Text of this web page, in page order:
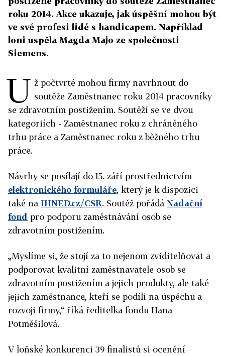
roku 2014. Akce ukazuje, jak úspěšní mohou být
ve své profesi lidé s handicapem. Například
loni uspěla Magda Majo ze společnosti
Siemens.
U ž počtvrté mohou firmy navrhnout do
soutěže Zaměstnanec roku 2014 pracovníky
se zdravotním postižením. Soutěží se ve dvou
kategoriích - Zaměstnanec roku z chráněného
trhu práce a Zaměstnanec roku z běžného trhu
práce.
Návrhy se posílají do 15. září prostřednictvím
elektronického formuláře, který je k dispozici
také na IHNED.cz/CSR. Soutěž pořádá Nadační
fond pro podporu zaměstnávání osob se
zdravotním postižením.
„Myslíme si, že stojí za to nejenom zviditelňovat a
podporovat kvalitní zaměstnavatele osob se
zdravotním postižením a jejich produkty, ale také
jejich zaměstnance, kteří se podílí na úspěchu a
rozvoji firmy,“ říká ředitelka fondu Hana
Potměšilová.
V loňské konkurenci 39 finalistů si ocenění